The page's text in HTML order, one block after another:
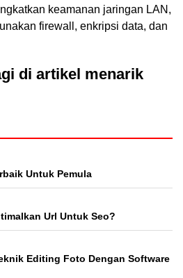
keamanan jaringan LAN,
firewall, enkripsi data, dan
di artikel menarik
Untuk Pemula
Url Untuk Seo?
Editing Foto Dengan Software